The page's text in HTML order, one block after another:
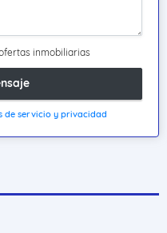
inmobiliarias
de servicio y privacidad